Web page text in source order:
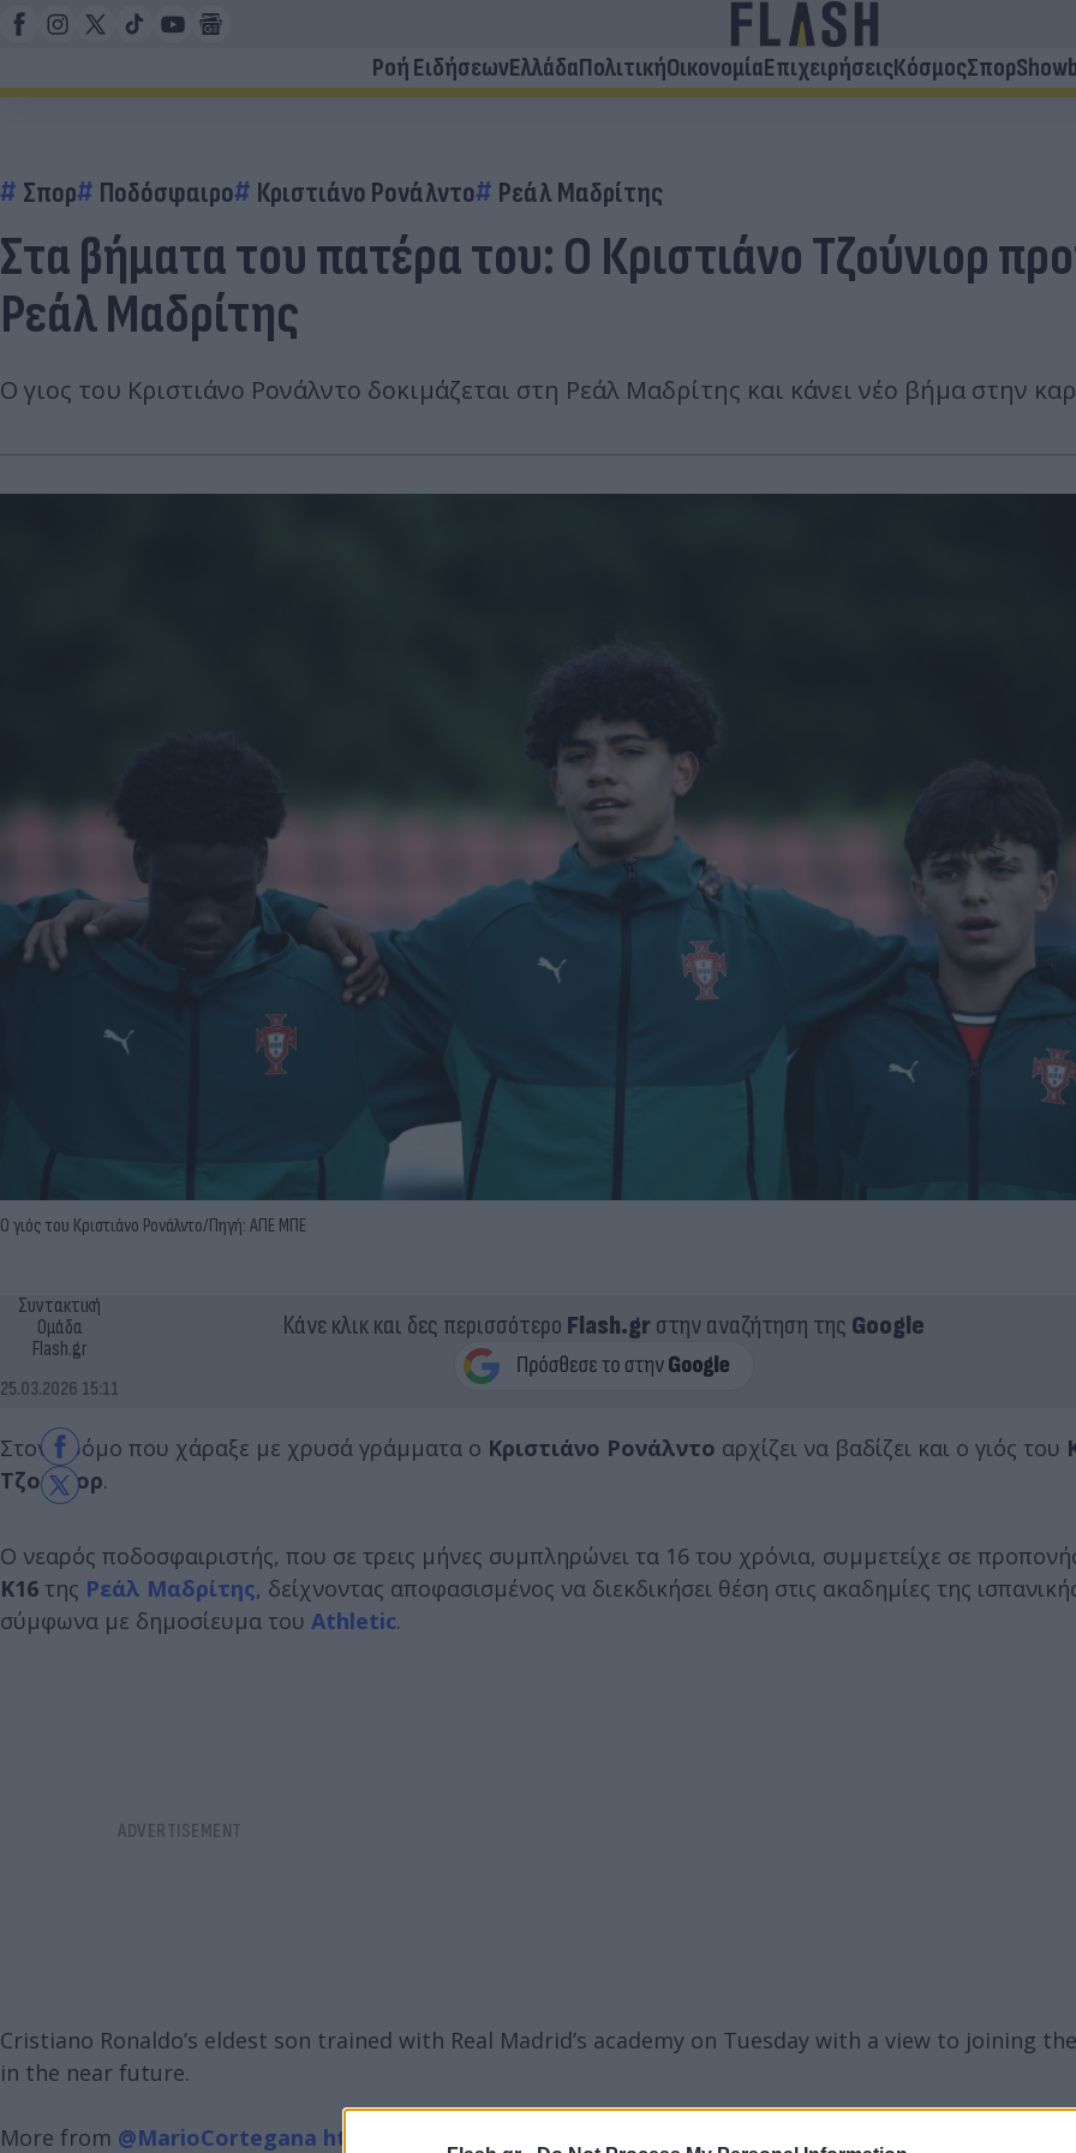
Ροή ΕιδήσεωνΕλλάδαΠολιτικήΟικονομίαΕπιχειρήσειςΚόσμοςΣπορ
Σπορ Ποδόσφαιρο Κριστιάνο Ρονάλντο Ρεάλ Μαδρίτης
Στα βήματα του πατέρα του: Ο Κριστιάνο Τζούνιορ
Ρεάλ Μαδρίτης
Ο γιος του Κριστιάνο Ρονάλντο δοκιμάζεται στη Ρεάλ Μαδρίτης και κάνει νέο βήμα στην
Ο γιός του Κριστιάνο Ρονάλντο/Πηγή: ΑΠΕ ΜΠΕ
Συντακτική
Ομάδα
Flash.gr
25.03.2026 15:11
Κάνε κλικ και δες περισσότερο Flash.grστην αναζήτηση της Google
Στον δρόμο που χάραξε με χρυσά γράμματα ο Κριστιάνο Ρονάλντο αρχίζει να βαδίζει και ο γιός του
Τζούνιορ.
Ο νεαρός ποδοσφαιριστής, που σε τρεις μήνες συμπληρώνει τα 16 του χρόνια, συμμετείχε σε
Κ16 της Ρεάλ Μαδρίτης, δείχνοντας αποφασισμένος να διεκδικήσει θέση στις ακαδημίες της
σύμφωνα με δημοσίευμα του Athletic.
Cristiano Ronaldo’s eldest son trained with Real Madrid’s academy on Tuesday with a view to joining
in the near future.
More from @MarioCortegana https://t.co/UaGCTgo1gT